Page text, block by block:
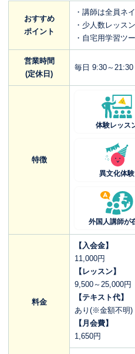
おすすめ
ポイント
・講師は全員ネ
・少人数レッス
・自宅用学習ツ
営業時間
(定休日)
毎日 9:30～21:30
特徴
体験レッス
異文化体験
外国人講師が
料金
【入会金】
11,000円
【レッスン】
9,500～25,000円
【テキスト代】
あり(※金額不明)
【月会費】
1,650円